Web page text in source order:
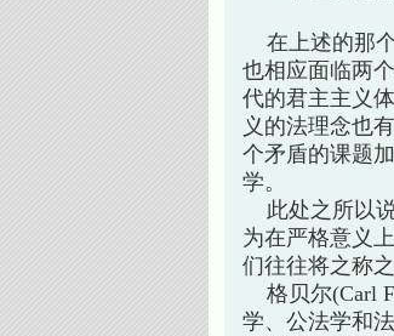
在上述的那个
也相应面临两
代的君主主义
义的法理念也
个矛盾的课题
学。
此处之所以说
为在严格意义
们往往将之称
格贝尔(Carl
学、公法学和